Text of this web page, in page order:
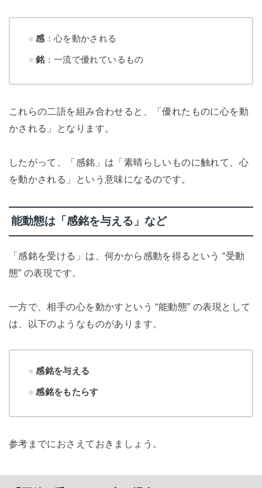
感 ：心を動かされる
銘 ：一流で優れているもの
これらの二語を組み合わせると、「優れたものに心を動
かされる」となります。
したがって、「感銘」は「素晴らしいものに触れて、心
を動かされる」という意味になるのです。
能動態は「感銘を与える」など
「感銘を受ける」は、何かから感動を得るという “受動
態” の表現です。
一方で、相手の心を動かすという “能動態” の表現として
は、以下のようなものがあります。
感銘を与える
感銘をもたらす
参考までにおさえておきましょう。